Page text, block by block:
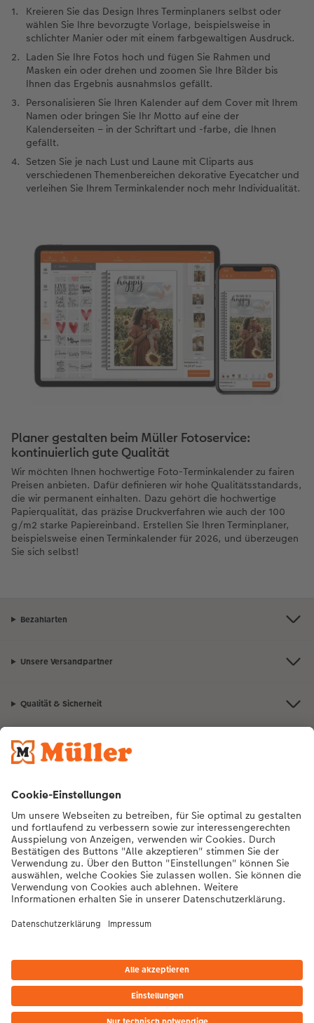
Kreieren Sie das Design Ihres Terminplaners selbst oder
wählen Sie Ihre bevorzugte Vorlage, beispielsweise in
schlichter Manier oder mit einem farbgewaltigen Ausdruck.
Laden Sie Ihre Fotos hoch und fügen Sie Rahmen und
Masken ein oder drehen und zoomen Sie Ihre Bilder bis
Ihnen das Ergebnis ausnahmslos gefällt.
Personalisieren Sie Ihren Kalender auf dem Cover mit Ihrem
Namen oder bringen Sie Ihr Motto auf eine der
Kalenderseiten – in der Schriftart und -farbe, die Ihnen
gefällt.
Setzen Sie je nach Lust und Laune mit Cliparts aus
verschiedenen Themenbereichen dekorative Eyecatcher und
verleihen Sie Ihrem Terminkalender noch mehr Individualität.
Planer gestalten beim Müller Fotoservice:
kontinuierlich gute Qualität
Wir möchten Ihnen hochwertige Foto-Terminkalender zu fairen
Preisen anbieten. Dafür definieren wir hohe Qualitätsstandards,
die wir permanent einhalten. Dazu gehört die hochwertige
Papierqualität, das präzise Druckverfahren wie auch der 100
g/m2 starke Papiereinband. Erstellen Sie Ihren Terminplaner,
beispielsweise einen Terminkalender für 2026, und überzeugen
Sie sich selbst!
Bezahlarten
Unsere Versandpartner
Qualität & Sicherheit
Nachhaltigkeit bei CEWE
Mein Fotoservice
Informationen
Sortiment
Bei Fragen zu Produkten oder der Bestellung können Sie uns gern anrufen:
Mo. bis Sa.: 8:00 – 20:00 Uhr und So.: 10:00 – 18:00 Uhr
*Die Preise gelten inkl. MwSt. zzgl. Versandkosten (ggf. auch bei Filialabholung)